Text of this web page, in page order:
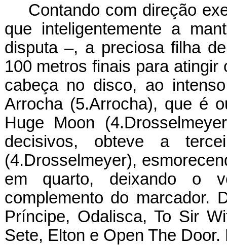
Contando com direção
que inteligentemente a
disputa –, a preciosa filha
100 metros finais para
cabeça no disco, ao
Arrocha (5.Arrocha), que é
Huge Moon
decisivos, obteve a
(4.Drosselmeyer),
em quarto, deixando o
complemento do marcador.
Príncipe, Odalisca, To Sir
Sete, Elton e Open The